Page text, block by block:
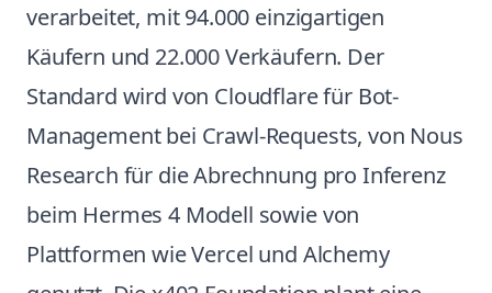
verarbeitet, mit 94.000 einzigartigen
Käufern und 22.000 Verkäufern. Der
Standard wird von Cloudflare für Bot-
Management bei Crawl-Requests, von Nous
Research für die Abrechnung pro Inferenz
beim Hermes 4 Modell sowie von
Plattformen wie Vercel und Alchemy